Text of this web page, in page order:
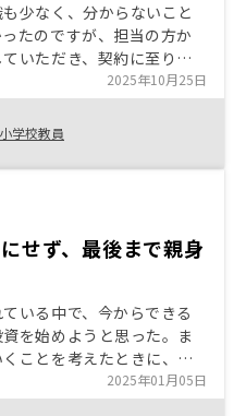
少なく、分からないこと
たのですが、担当の方か
いただき、契約に至りま
たが、RENOSYさんの物件
、魅力的であったので、
2025年10月25日
小学校教員
せず、最後まで親身
いる中で、今からできる
を始めようと思った。ま
ことを考えたときに、時
思ったのも大きな理由であ
2025年01月05日